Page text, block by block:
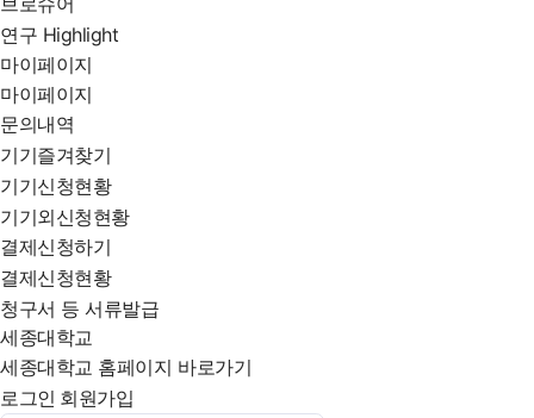
연구 Highlight
마이페이지
마이페이지
문의내역
기기즐겨찾기
기기신청현황
기기외신청현황
결제신청하기
결제신청현황
청구서 등 서류발급
세종대학교
세종대학교 홈페이지 바로가기
로그인 회원가입